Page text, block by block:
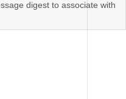
digest to associate with